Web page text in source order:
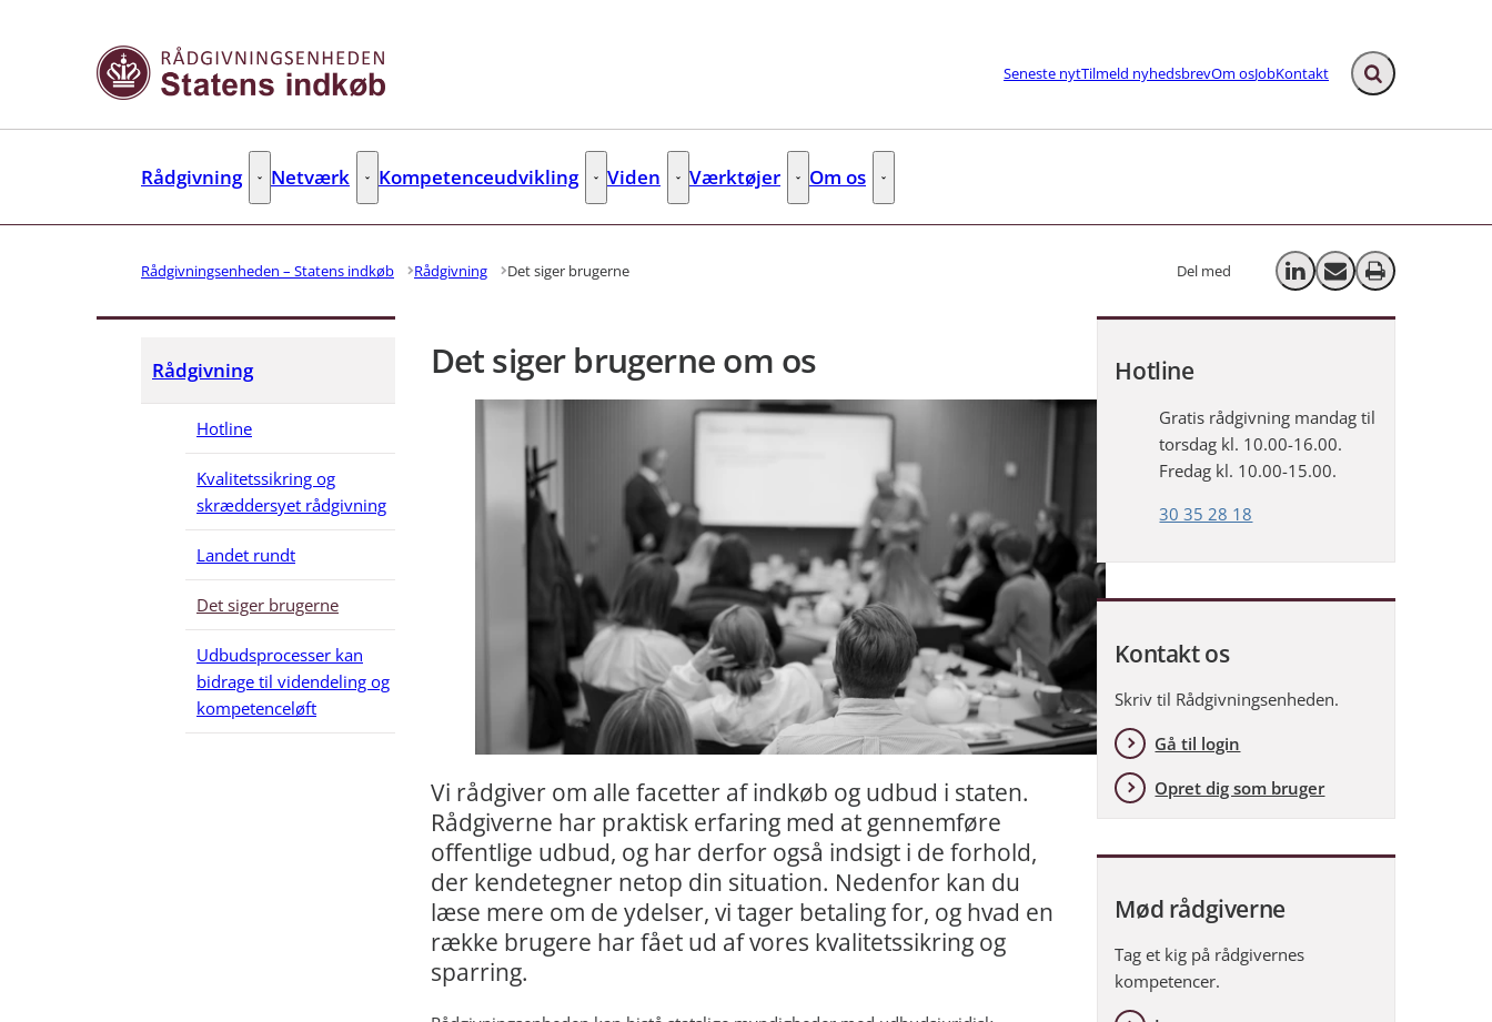
Seneste nytTilmeld nyhedsbrevOm osJobKontakt Fold søgefelt ud
Rådgivning Rådgivning - Flere links
Netværk Netværk - Flere links
Kompetenceudvikling Kompetenceudvikling - Flere links
Viden Viden - Flere links
Værktøjer Værktøjer - Flere links
Om os Om os - Flere links
Rådgivningsenheden – Statens indkøb Rådgivning Det siger brugerne Del med Del på LinkedIn
Send email
Print
Rådgivning
Hotline
Kvalitetssikring og
skræddersyet rådgivning
Landet rundt
Det siger brugerne
Udbudsprocesser kan
bidrage til videndeling og
kompetenceløft
Det siger brugerne om os
Vi rådgiver om alle facetter af indkøb og udbud i staten.
Rådgiverne har praktisk erfaring med at gennemføre
offentlige udbud, og har derfor også indsigt i de forhold,
der kendetegner netop din situation. Nedenfor kan du
læse mere om de ydelser, vi tager betaling for, og hvad en
række brugere har fået ud af vores kvalitetssikring og
sparring.
Hotline
Gratis rådgivning mandag til
torsdag kl. 10.00-16.00.
Fredag kl. 10.00-15.00.
30 35 28 18
Kontakt os
Skriv til Rådgivningsenheden.
Gå til login
Opret dig som bruger
Mød rådgiverne
Tag et kig på rådgivernes
kompetencer.